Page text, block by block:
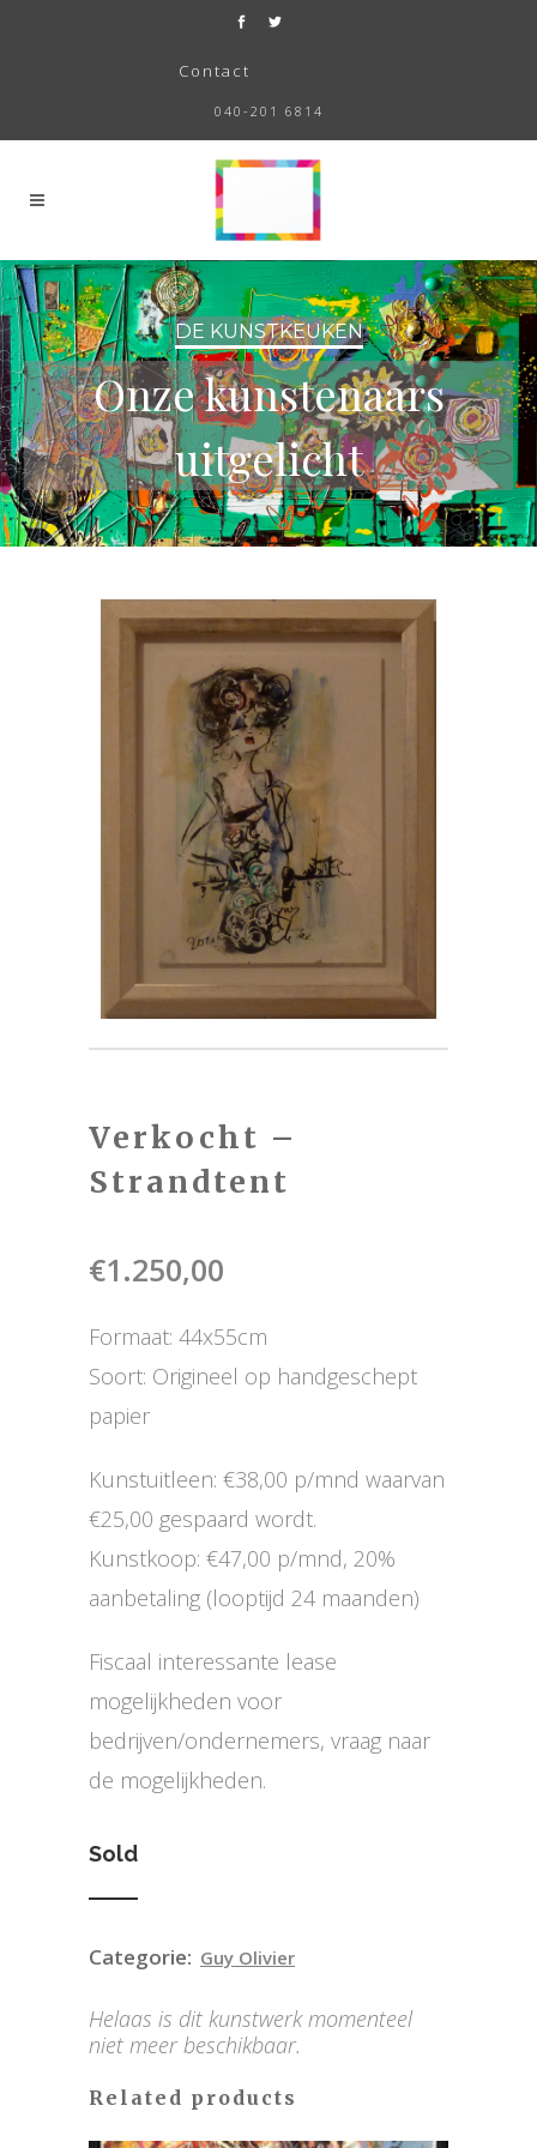
Contact
040-201 6814
DE KUNSTKEUKEN
Onze kunstenaars
uitgelicht
Verkocht –
Strandtent
€1.250,00
Formaat: 44x55cm
Soort: Origineel op handgeschept
papier
Kunstuitleen: €38,00 p/mnd waarvan
€25,00 gespaard wordt.
Kunstkoop: €47,00 p/mnd, 20%
aanbetaling (looptijd 24 maanden)
Fiscaal interessante lease
mogelijkheden voor
bedrijven/ondernemers, vraag naar
de mogelijkheden.
Sold
Categorie: Guy Olivier
Helaas is dit kunstwerk momenteel
niet meer beschikbaar.
Related products